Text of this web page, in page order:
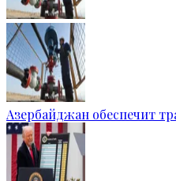
Азербайджан обеспечит